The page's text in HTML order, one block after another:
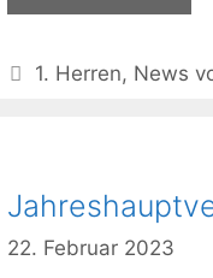
Kategorien
1. Herren, News
22. Februar 2023